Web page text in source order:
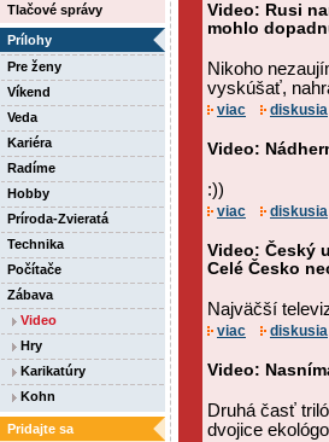
Tlačové správy
Prílohy
Pre ženy
Víkend
Veda
Kariéra
Radíme
Hobby
Príroda-Zvieratá
Technika
Počítače
Zábava
Video
Hry
Karikatúry
Kohn
Pridajte sa
Video: Rusi
mohlo
Nikoho
vyskúšať,
viac diskusia
Video:
:))
viac diskusia
Video: Český
Celé Česko
Najväčší
viac diskusia
Video:
Druhá časť
dvojice